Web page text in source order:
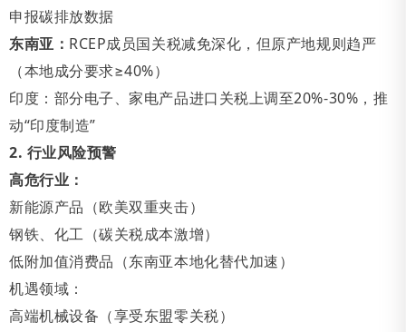
申报碳排放数据
东南亚： RCEP成员国关税减免深化，但原产地规则趋严
（本地成分要求≥40%）
印度：部分电子、家电产品进口关税上调至20%-30%，推
动“印度制造”
2. 行业风险预警
高危行业：
新能源产品（欧美双重夹击）
钢铁、化工（碳关税成本激增）
低附加值消费品（东南亚本地化替代加速）
机遇领域：
高端机械设备（享受东盟零关税）